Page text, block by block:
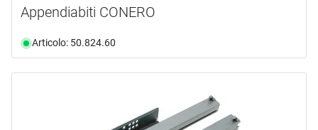
Appendiabiti CONERO
Articolo: 50.824.60